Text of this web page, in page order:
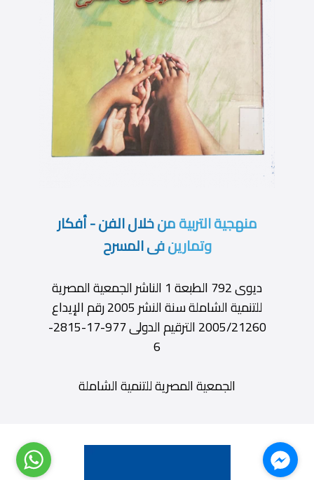
منهجية التربية من خلال الفن - أفكار
وتمارين فى المسرح
ديوى 792 الطبعة 1 الناشر الجمعية المصرية
للتنمية الشاملة سنة النشر 2005 رقم الإيداع
2005/21260 الترقيم الدولى 977-17-2815-
6
الجمعية المصرية للتنمية الشاملة